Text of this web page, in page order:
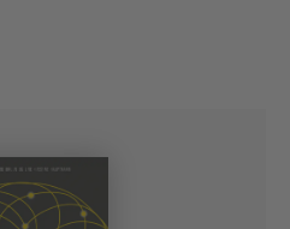
forstyrrelser?